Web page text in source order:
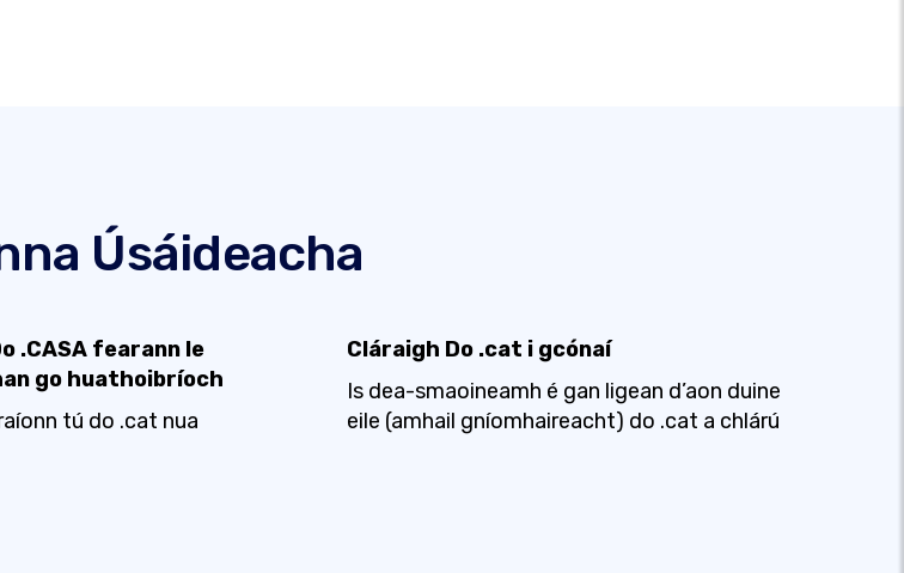
Úsáideacha
.CASA fearann ​​le
go huathoibríoch
tú do .cat nua
Cláraigh Do .cat i gcónaí
Is dea-smaoineamh é gan ligean d’aon duine
eile (amhail gníomhaireacht) do .cat a chlárú